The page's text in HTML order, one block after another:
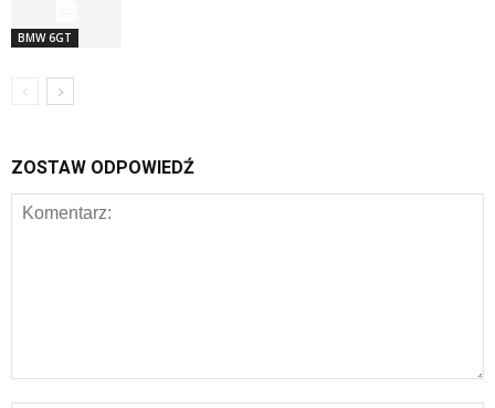
BMW 6GT
ZOSTAW ODPOWIEDŹ